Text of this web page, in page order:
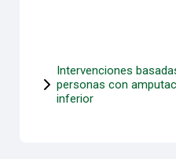
Intervenciones
personas con
inferior